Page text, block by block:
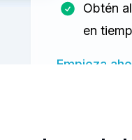
Obtén
en
Empieza